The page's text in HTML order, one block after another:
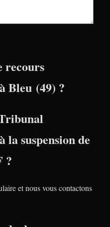
recours
Bleu (49) ?
suspension de
?
et nous vous contactons